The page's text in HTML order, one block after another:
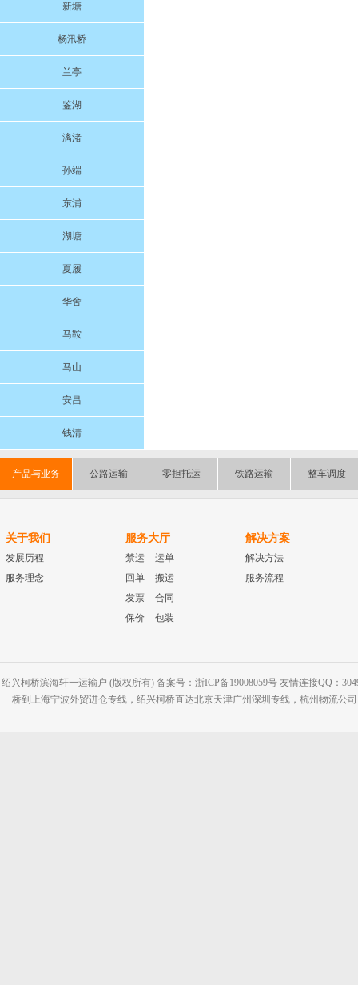
新塘
杨汛桥
兰亭
鉴湖
漓渚
孙端
东浦
湖塘
夏履
华舍
马鞍
马山
安昌
钱清
产品与业务 公路运输 零担托运 铁路运输 整车调度
关于我们
发展历程
服务理念
服务大厅
禁运
运单
回单
搬运
发票
合同
保价
包装
解决方案
解决方法
服务流程
绍兴柯桥滨海轩一运输户 (版权所有) 备案号：浙ICP备19008059号 友情连接QQ：
桥到上海宁波外贸进仓专线，绍兴柯桥直达北京天津广州深圳专线，杭州物流公